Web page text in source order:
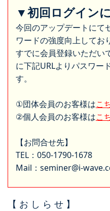
▼初回ログイン
今回のアップデートにて
ワードの強度向上してお
すでに会員登録いただい
に下記URLよりパスワー
す。
①団体会員のお客様はこ
②個人会員のお客様はこ
【お問合せ先】
TEL：050-1790-1678
Mail：seminer@i-
【 お し ら せ 】